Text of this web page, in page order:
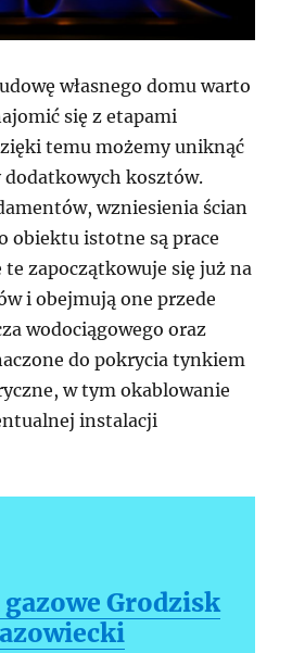
własnego domu warto
się z etapami
temu możemy uniknąć
dodatkowych kosztów.
wzniesienia ścian
obiektu istotne są prace
te zapoczątkowuje się już na
i obejmują one przede
wodociągowego oraz
do pokrycia tynkiem
w tym okablowanie
instalacji
gazowe Grodzisk